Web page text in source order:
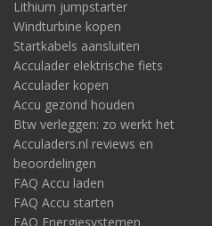
Lithium jumpstarter
Windturbine kopen
Startkabels aansluiten
Acculader elektrische fiets
Acculader kopen
Accu gezond houden
Btw verleggen: zo werkt het
Acculaders.nl reviews en
beoordelingen
FAQ Accu laden
FAQ Accu starten
FAQ Energiesystemen